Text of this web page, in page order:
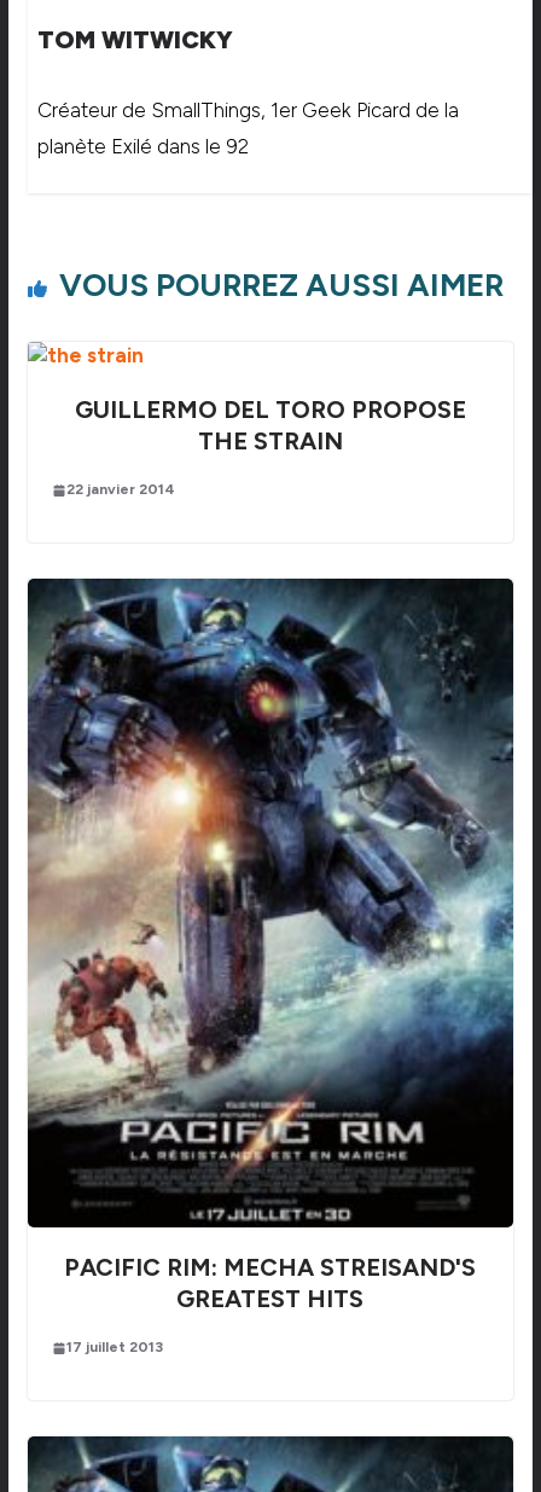
TOM WITWICKY
Créateur de SmallThings, 1er Geek Picard de la
planète Exilé dans le 92
VOUS POURREZ AUSSI AIMER
GUILLERMO DEL TORO PROPOSE
THE STRAIN
22 janvier 2014
PACIFIC RIM: MECHA STREISAND'S
GREATEST HITS
17 juillet 2013